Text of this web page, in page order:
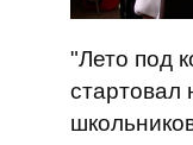
"Лето под
стартовал